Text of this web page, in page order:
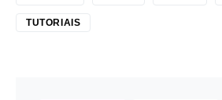
TUTORIAIS